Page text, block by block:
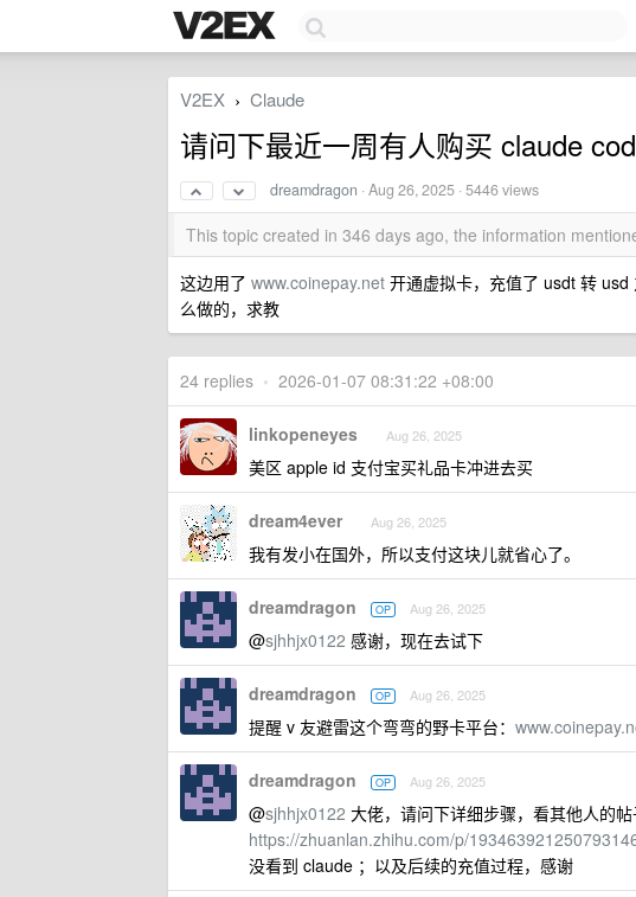
V2EX › Claude
请问下最近一周有人购买 claude
dreamdragon ·Aug 26, 2025 · 5446 views
This topic created in 346 days ago, the information
这边用了 www.coinepay.net 开通虚拟卡，充值了 usdt 转
么做的，求教
24 replies • 2026-01-07 08:31:22 +08:00
linkopeneyes Aug 26, 2025
美区 apple id 支付宝买礼品卡冲进去买
dream4ever Aug 26, 2025
我有发小在国外，所以支付这块儿就省心了。
dreamdragon OP Aug 26, 2025
@sjhhjx0122 感谢，现在去试下
dreamdragon OP Aug 26, 2025
提醒 v 友避雷这个弯弯的野卡平台：
dreamdragon OP Aug 26, 2025
@sjhhjx0122 大佬，请问下详细步骤，看其他人的帖
https://zhuanlan.zhihu.com/p/
没看到 claude ；以及后续的充值过程，感谢